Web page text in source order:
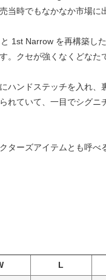
当時でもなかなか市場に
1st Narrow を再構築し
。クセが強くなくどなた
ハンドステッチを入れ
れていて、一目でシグ
ターズアイテムとも呼
L